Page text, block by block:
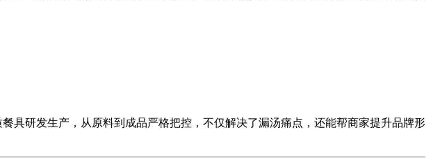
具研发生产，从原料到成品严格把控，不仅解决了漏汤痛点，还能帮商家提升品牌形